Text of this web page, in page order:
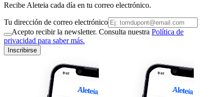
Recibe Aleteia cada día en tu correo electrónico.
Tu dirección de correo electrónico
Acepto recibir la newsletter. Consulta nuestra Política de
privacidad para saber más.
Inscribirse